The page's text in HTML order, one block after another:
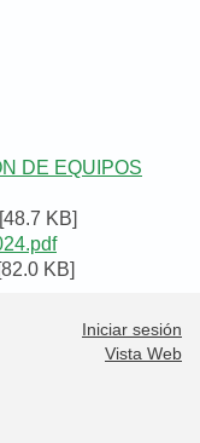
DE EQUIPOS
KB]
KB]
Iniciar sesión
Vista Web